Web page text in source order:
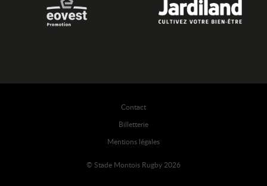
Contact
Billetterie
Mentions légales
© Stade Montois Rugby 2026